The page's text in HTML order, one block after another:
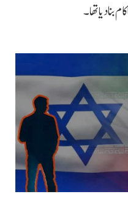
بنا دیا تھا۔